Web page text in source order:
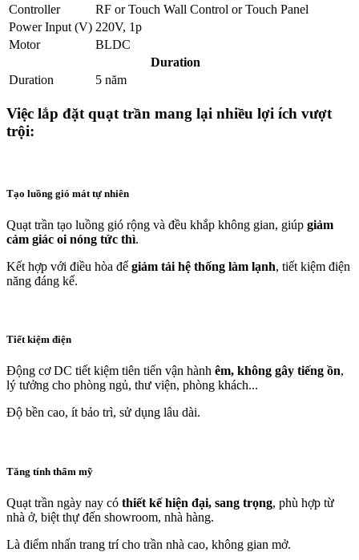
Controller
RF orTouch Wall Control orTouch Panel
Power Input (V) 220V, 1p
Motor
BLDC
Duration
Duration
5 năm
Việc lắp đặt quạt trần mang lại nhiều lợi ích vượt
trội:
Tạo luồng gió mát tự nhiên
Quạt trần tạo luồng gió rộng và đều khắp không gian, giúp giảm
cảm giác oi nóng tức thì.
Kết hợp với điều hòa để giảm tải hệ thống làm lạnh, tiết kiệm điện
năng đáng kể.
Tiết kiệm điện
Động cơ DC tiết kiệm tiên tiến vận hành êm, không gây tiếng ồn,
lý tưởng cho phòng ngủ, thư viện, phòng khách...
Độ bền cao, ít bảo trì, sử dụng lâu dài.
Tăng tính thẩm mỹ
Quạt trần ngày nay có thiết kế hiện đại, sang trọng, phù hợp từ
nhà ở, biệt thự đến showroom, nhà hàng.
Là điểm nhấn trang trí cho trần nhà cao, không gian mở.